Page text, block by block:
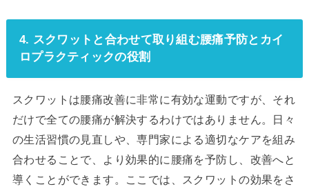
4. スクワットと合わせて取り組む腰痛予防とカイ
ロプラクティックの役割
スクワットは腰痛改善に非常に有効な運動ですが、それ
だけで全ての腰痛が解決するわけではありません。日々
の生活習慣の見直しや、専門家による適切なケアを組み
合わせることで、より効果的に腰痛を予防し、改善へと
導くことができます。ここでは、スクワットの効果をさ